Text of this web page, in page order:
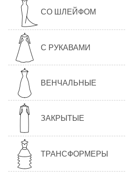
СО ШЛЕЙФОМ
С РУКАВАМИ
ВЕНЧАЛЬНЫЕ
ЗАКРЫТЫЕ
ТРАНСФОРМЕРЫ